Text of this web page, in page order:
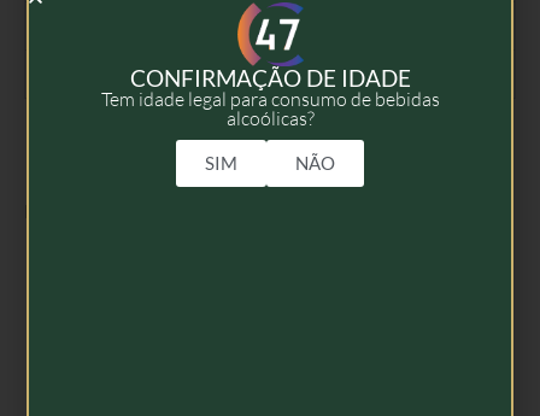
2019
75cl
CONFIRMAÇÃO DE IDADE
Tem idade legal para consumo de bebidas
alcoólicas?
SIM NÃO